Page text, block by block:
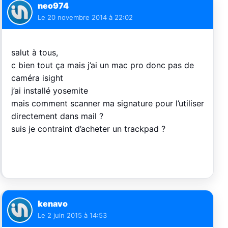
neo974
Le 20 novembre 2014 à 22:02
salut à tous,
c bien tout ça mais j’ai un mac pro donc pas de
caméra isight
j’ai installé yosemite
mais comment scanner ma signature pour l’utiliser
directement dans mail ?
suis je contraint d’acheter un trackpad ?
kenavo
Le 2 juin 2015 à 14:53